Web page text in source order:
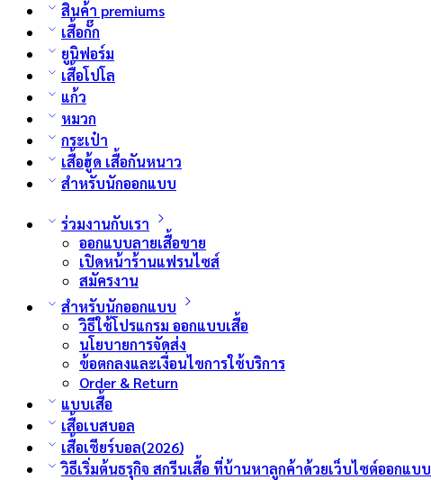
สินค้า premiums
เสื้อกั๊ก
ยูนิฟอร์ม
เสื้อโปโล
แก้ว
หมวก
กระเป๋า
เสื้อฮู้ด เสื้อกันหนาว
สำหรับนักออกแบบ
ร่วมงานกับเรา
ออกแบบลายเสื้อขาย
เปิดหน้าร้านแฟรนไซส์
สมัครงาน
สำหรับนักออกแบบ
วิธีใช้โปรแกรม ออกแบบเสื้อ
นโยบายการจัดส่ง
ข้อตกลงและเงื่อนไขการใช้บริการ
Order & Return
แบบเสื้อ
เสื้อเบสบอล
เสื้อเชียร์บอล(2026)
วิธีเริ่มต้นธรุกิจ สกรีนเสื้อ ที่บ้านหาลูกค้าด้วยเว็บไซต์ออกแบบ